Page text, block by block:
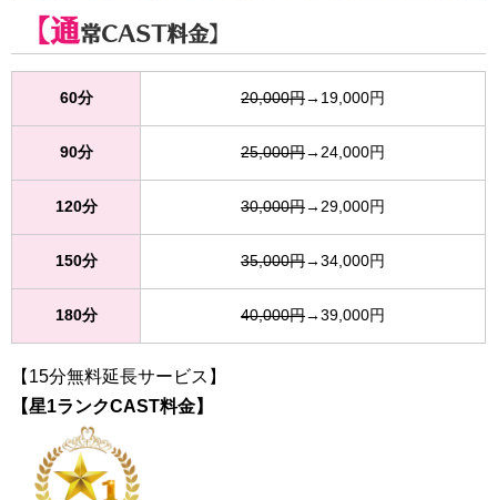
【通常CAST料金】
60分 20,000円→19,000円
90分 25,000円→24,000円
120分 30,000円→29,000円
150分 35,000円→34,000円
180分 40,000円→39,000円
【15分無料延長サービス】
【星1ランクCAST料金】